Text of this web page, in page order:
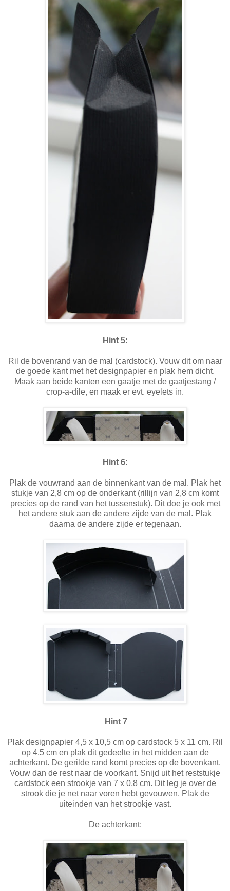
Hint 5:
Ril de bovenrand van de mal (cardstock). Vouw dit om naar
de goede kant met het designpapier en plak hem dicht.
Maak aan beide kanten een gaatje met de gaatjestang /
crop-a-dile, en maak er evt. eyelets in.
Hint 6:
Plak de vouwrand aan de binnenkant van de mal. Plak het
stukje van 2,8 cm op de onderkant (rillijn van 2,8 cm komt
precies op de rand van het tussenstuk). Dit doe je ook met
het andere stuk aan de andere zijde van de mal. Plak
daarna de andere zijde er tegenaan.
Hint 7
Plak designpapier 4,5 x 10,5 cm op cardstock 5 x 11 cm. Ril
op 4,5 cm en plak dit gedeelte in het midden aan de
achterkant. De gerilde rand komt precies op de bovenkant.
Vouw dan de rest naar de voorkant. Snijd uit het reststukje
cardstock een strookje van 7 x 0,8 cm. Dit leg je over de
strook die je net naar voren hebt gevouwen. Plak de
uiteinden van het strookje vast.
De achterkant: